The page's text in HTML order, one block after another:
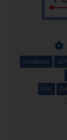
Kreditkarte
DHL